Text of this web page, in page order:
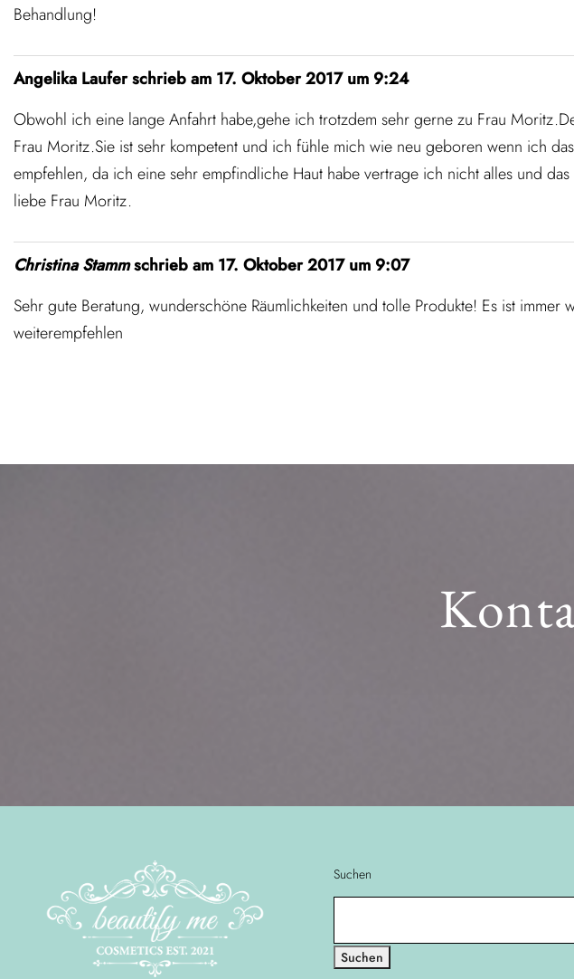
Behandlung!
Angelika Lauferschrieb am 17. Oktober 2017 um 9:24
Obwohl ich eine lange Anfahrt habe,gehe ich trotzdem sehr gerne zu Frau
Frau Moritz.Sie ist sehr kompetent und ich fühle mich wie neu geboren wenn ich
empfehlen, da ich eine sehr empfindliche Haut habe vertrage ich nicht alles und
liebe Frau Moritz.
Christina Stammschrieb am 17. Oktober 2017 um 9:07
Sehr gute Beratung, wunderschöne Räumlichkeiten und tolle Produkte! Es ist
weiterempfehlen
Suchen
Suchen